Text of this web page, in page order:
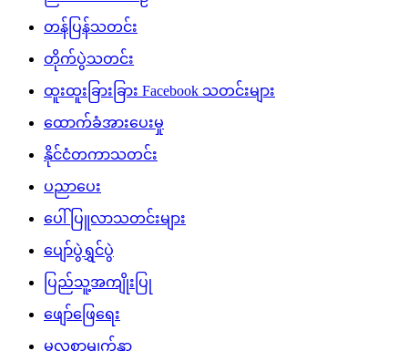
တန်ပြန်သတင်း
တိုက်ပွဲသတင်း
ထူးထူးခြားခြား Facebook သတင်းများ
ထောက်ခံအားပေးမှု
နိုင်ငံတကာသတင်း
ပညာပေး
ပေါ်ပြူလာသတင်းများ
ပျော်ပွဲရွှင်ပွဲ
ပြည်သူ့အကျိုးပြု
ဖျော်ဖြေရေး
မူလစာမျက်နှာ